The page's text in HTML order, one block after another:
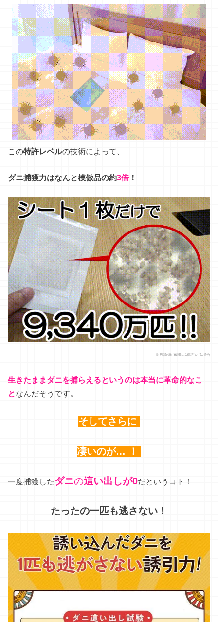
ダニ捕獲力はなんと模倣品の約3倍！
生きたままダニを捕らえるというのは本当に革命的なこ
となんだそうです。
そしてさらに
凄いのが… ！
一度捕獲したダニの這い出しが0だというコト！
市販の“ダニを殺すタイプの商品”
死骸 (=ハウスダス
ト) が空中に舞ってしまうけど、